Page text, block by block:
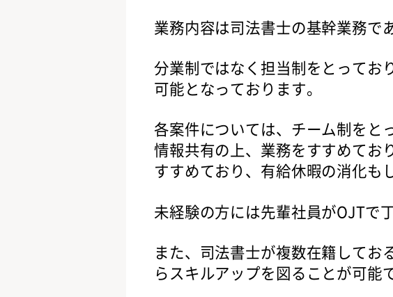
業務内容は司法書士の基幹業務で
分業制ではなく担当制をとってお
可能となっております。
各案件については、チーム制をと
情報共有の上、業務をすすめてお
すすめており、有給休暇の消化も
未経験の方には先輩社員がOJTで
また、司法書士が複数在籍して
らスキルアップを図ることが可能